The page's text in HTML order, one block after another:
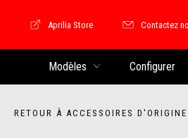
Store Motoguzzi
Aprilia Store Contactez
Modèles Configurer
RETOUR À ACCESSOIRES